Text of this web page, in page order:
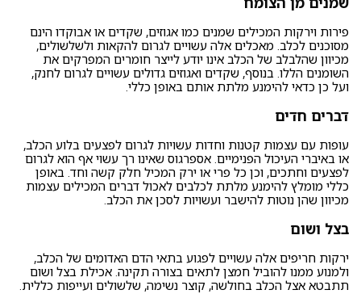
פירות וירקות המכילים שמנים כמו אגוזים, שקדים או אבוקדו הינם
מסוכנים לכלב. מאכלים אלה עשויים לגרום להקאות ולשלשולים,
מכיוון שהלבלב של הכלב אינו יודע לייצר חומרים המפרקים את
השומנים הללו. בנוסף, שקדים ואגוזים גדולים עשויים לגרום לחנק,
ועל כן כדאי להימנע מלתת אותם באופן כללי.
דברים חדים
עופות עם עצמות קטנות וחדות עשויות לגרום לפצעים בלוע הכלב,
או באיברי העיכול הפנימיים. אספרגוס שאינו רך עשוי אף הוא לגרום
לפצעים וחתכים, וכן כל פרי או ירק המכיל חלק קשה וחד. באופן
כללי מומלץ להימנע מלתת לכלבים לאכול דברים המכילים עצמות
מכיוון שהן נוטות להישבר ועשויות לסכן את הכלב.
בצל ושום
ירקות חריפים אלה עשויים לפגוע בתאי הדם האדומים של הכלב,
ולמנוע ממנו להוביל חמצן לתאים בצורה תקינה. אכילת בצל ושום
תתבטא אצל הכלב בחולשה, קוצר נשימה, שלשולים ועייפות כללית.